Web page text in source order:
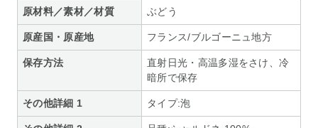
原材料／素材／材質 ぶどう
原産国・原産地 フランス/ブルゴーニュ地方
保存方法
直射日光・高温多湿をさけ、冷
暗所で保存
その他詳細 1 タイプ:泡